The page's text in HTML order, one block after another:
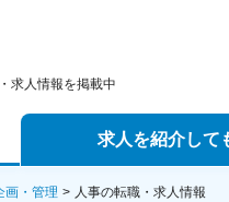
求人情報を掲載中
求人を紹介して
エージェントサービス
画・管理 人事の転職・求人情報